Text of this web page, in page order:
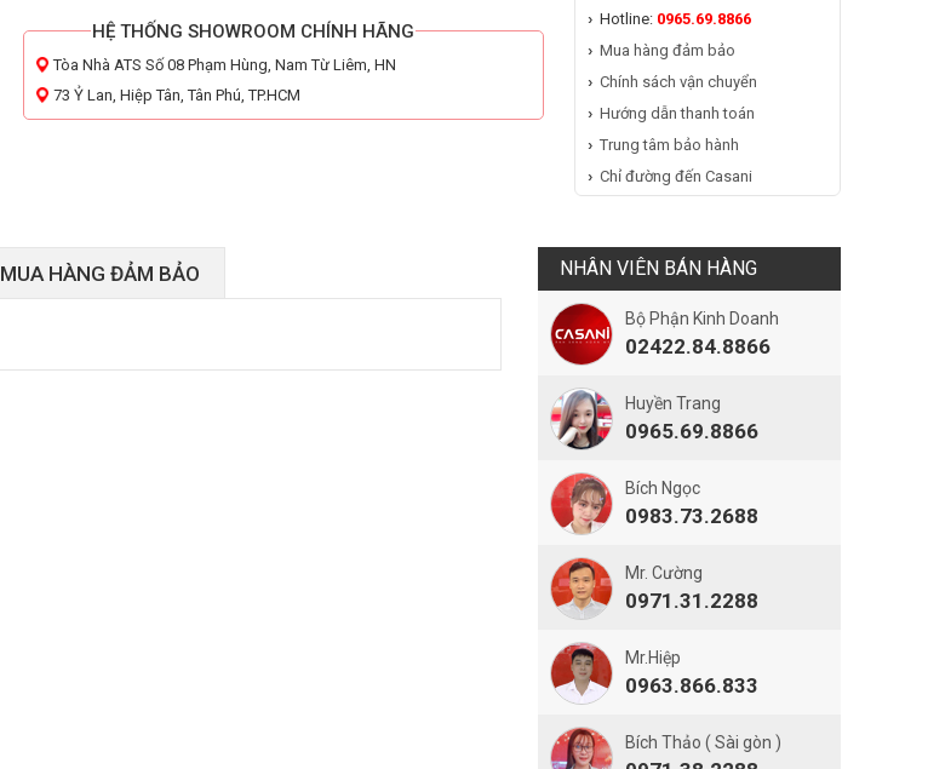
HỆ THỐNG SHOWROOM CHÍNH HÃNG
Tòa Nhà ATS Số 08 Phạm Hùng, Nam Từ Liêm, HN
73 Ỷ Lan, Hiệp Tân, Tân Phú, TP.HCM
Hotline: 0965.69.8866
Mua hàng đảm bảo
Chính sách vận chuyển
Hướng dẫn thanh toán
Trung tâm bảo hành
Chỉ đường đến Casani
MUA HÀNG ĐẢM BẢO NHÂN VIÊN BÁN HÀNG
Bộ Phận Kinh Doanh
02422.84.8866
Huyền Trang
0965.69.8866
Bích Ngọc
0983.73.2688
Mr. Cường
0971.31.2288
Mr.Hiệp
0963.866.833
Bích Thảo ( Sài gòn )